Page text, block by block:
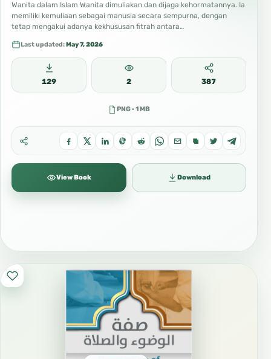
Wanita dalam Islam Wanita dimuliakan dan dijaga kehormatannya. Ia
memiliki kemuliaan sebagai manusia secara sempurna, dengan
tetap mengakui adanya kekhususan fitrah antara…
Last updated:May 7, 2026
129 2 387
PNG · 1 MB
View Book Download